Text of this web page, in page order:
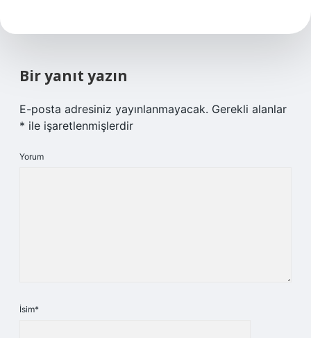
Bir yanıt yazın
E-posta adresiniz yayınlanmayacak. Gerekli alanlar
* ile işaretlenmişlerdir
Yorum
İsim*